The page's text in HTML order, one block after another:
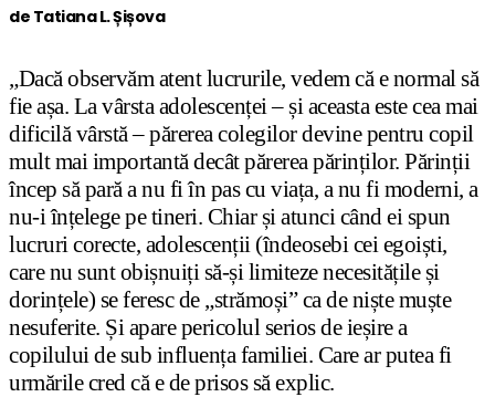
de Tatiana L. Șișova
„Dacă observăm atent lucrurile, vedem că e normal să
fie așa. La vârsta adolescenței – și aceasta este cea mai
dificilă vârstă – părerea colegilor devine pentru copil
mult mai importantă decât părerea părinților. Părinții
încep să pară a nu fi în pas cu viața, a nu fi moderni, a
nu-i înțelege pe tineri. Chiar și atunci când ei spun
lucruri corecte, adolescenții (îndeosebi cei egoiști,
care nu sunt obișnuiți să-și limiteze necesitățile și
dorințele) se feresc de „strămoși” ca de niște muște
nesuferite. Și apare pericolul serios de ieșire a
copilului de sub influența familiei. Care ar putea fi
urmările cred că e de prisos să explic.